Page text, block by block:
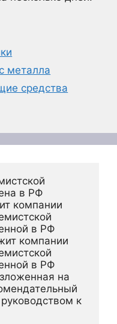
металла
средства
в РФ
компании
в РФ
компании
в РФ
на
к